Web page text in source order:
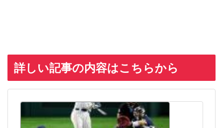
詳しい記事の内容はこちらから